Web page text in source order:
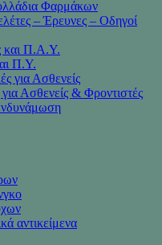
Φαρμάκων
– Έρευνες – Οδηγοί
και Π.Α.Υ.
Π.Υ.
για Ασθενείς
Ασθενείς & Φροντιστές
αντικείμενα